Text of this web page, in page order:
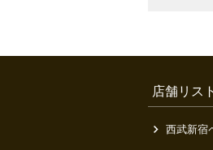
店舗リスト
西武新宿